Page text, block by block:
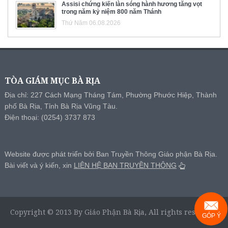
Assisi chứng kiến làn sóng hành hương tăng vọt
trong năm kỷ niệm 800 năm Thánh
Thứ Năm 06.08.2026
TÒA GIÁM MỤC BÀ RỊA
Địa chỉ: 227 Cách Mạng Tháng Tám, Phường Phước Hiệp, Thành
phố Bà Rịa, Tỉnh Bà Rịa Vũng Tàu.
Điện thoại: (0254) 3737 873
Website được phát triển bởi Ban Truyền Thông Giáo phận Bà Rịa.
Bài viết và ý kiến, xin LIÊN HỆ BAN TRUYỀN THÔNG
Copyright © 2013 By Giáo Phận Bà Rịa, All rights reserved.
GÓP Ý